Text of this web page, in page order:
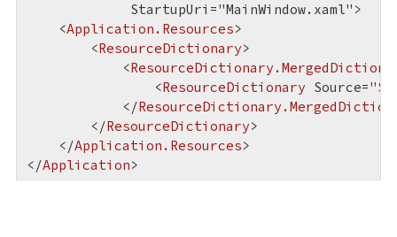
             StartupUri="MainWindow.xaml">
<Application.Resources>
<ResourceDictionary>
<
<ResourceDictionary Source=
</
</ResourceDictionary>
</Application.Resources>
</Application>